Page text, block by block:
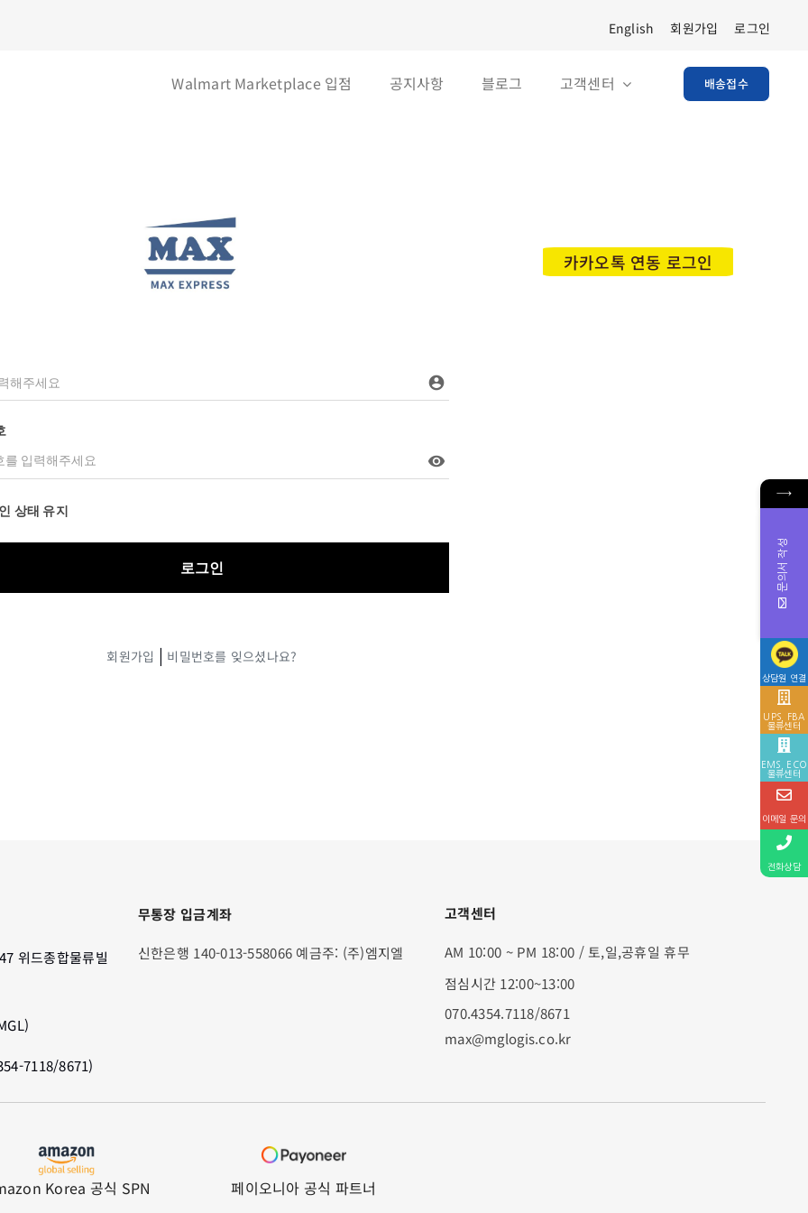
English 회원가입 로그인
Walmart Marketplace 입점 공지사항 블로그 고객센터 배송접수
카카오톡 연동 로그인
account_circle
visibility
상태 유지
회원가입 | 비밀번호를 잊으셨나요?
위드종합물류빌
7118/8671)
무통장 입금계좌
신한은행 140-013-558066 예금주: (주)엠지엘
고객센터
AM 10:00 ~ PM 18:00 / 토,일,공휴일 휴무
점심시간 12:00~13:00
070.4354.7118/8671
max@mglogis.co.kr
Korea 공식 SPN 페이오니아 공식 파트너
→
문의서 작성
상담원 연결
UPS, FBA
물류센터
EMS, ECO
물류센터
이메일 문의
전화상담